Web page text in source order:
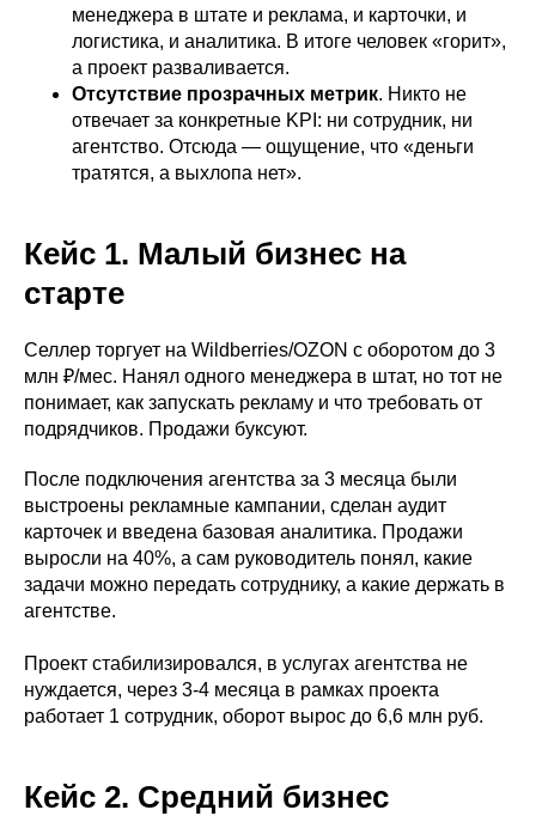
менеджера в штате и реклама, и карточки, и
логистика, и аналитика. В итоге человек «горит»,
а проект разваливается.
Отсутствие прозрачных метрик. Никто не
отвечает за конкретные KPI: ни сотрудник, ни
агентство. Отсюда — ощущение, что «деньги
тратятся, а выхлопа нет».
Кейс 1. Малый бизнес на
старте
Селлер торгует на Wildberries/OZON с оборотом до 3
млн ₽/мес. Нанял одного менеджера в штат, но тот не
понимает, как запускать рекламу и что требовать от
подрядчиков. Продажи буксуют.
После подключения агентства за 3 месяца были
выстроены рекламные кампании, сделан аудит
карточек и введена базовая аналитика. Продажи
выросли на 40%, а сам руководитель понял, какие
задачи можно передать сотруднику, а какие держать в
агентстве.
Проект стабилизировался, в услугах агентства не
нуждается, через 3-4 месяца в рамках проекта
работает 1 сотрудник, оборот вырос до 6,6 млн руб.
Кейс 2. Средний бизнес